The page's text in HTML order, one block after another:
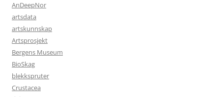
AnDeepNor
artsdata
artskunnskap
Artsprosjekt
Bergens Museum
BioSkag
blekkspruter
Crustacea